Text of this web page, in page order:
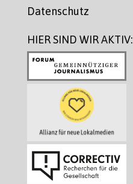
Datenschutz
HIER SIND WIR AKTIV: